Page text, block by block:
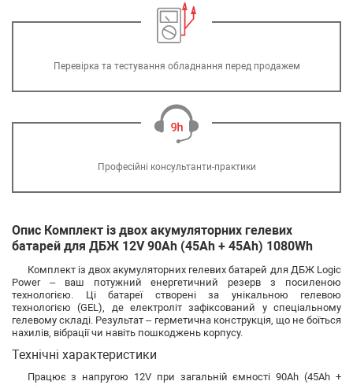
Перевірка та тестування обладнання перед продажем
Професійні консультанти-практики
Опис Комплект із двох акумуляторних гелевих
батарей для ДБЖ 12V 90Ah (45Ah + 45Ah) 1080Wh
Комплект із двох акумуляторних гелевих батарей для ДБЖ Logic
Power – ваш потужний енергетичний резерв з посиленою
технологією. Ці батареї створені за унікальною гелевою
технологією (GEL), де електроліт зафіксований у спеціальному
гелевому складі. Результат – герметична конструкція, що не боїться
нахилів, вібрації чи навіть пошкоджень корпусу.
Технічні характеристики
Працює з напругою 12V при загальній ємності 90Ah (45Ah +